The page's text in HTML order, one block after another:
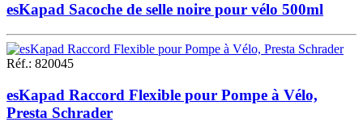
esKapad Sacoche de selle noire pour vélo 500ml
Réf.: 820045
esKapad Raccord Flexible pour Pompe à Vélo,
Presta Schrader